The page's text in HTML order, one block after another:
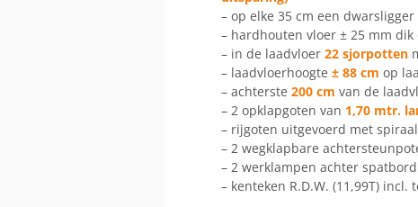
– op elke 35 cm een
– hardhouten vloer ± 25 mm
– in de laadvloer 22 sjorpotten
– laadvloerhoogte ± 88 cm op
– achterste 200 cm van de
– 2 opklapgoten van 1,70 mtr.
– rijgoten uitgevoerd met
– 2 wegklapbare
– 2 werklampen achter spatbord
– kenteken R.D.W. (11,99T)